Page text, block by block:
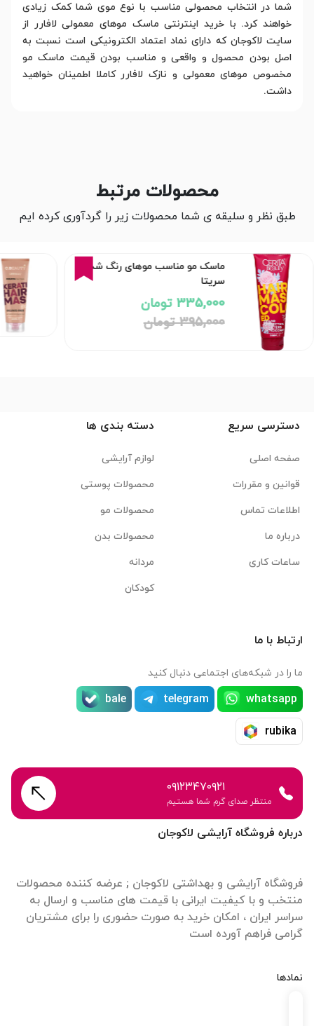
شما در انتخاب محصولی مناسب با نوع موی شما کمک زیادی
خواهند کرد. با خرید اینترنتی ماسک موهای معمولی لافارر از
سایت لاکوجان که دارای نماد اعتماد الکترونیکی است نسبت به
اصل بودن محصول و واقعی و مناسب بودن قیمت ماسک مو
مخصوص موهای معمولی و نازک لافارر کاملا اطمینان خواهید
داشت.
محصولات مرتبط
طبق نظر و سلیقه ی شما محصولات زیر را گردآوری کرده ایم
ماسک مو مناسب موهای رنگ شده
سریتا
335,000 تومان
395,000 تومان
درباره فروشگاه آرایشی لاکوجان
فروشگاه آرایشی و بهداشتی لاکوجان ; عرضه کننده محصولات
منتخب و با کیفیت ایرانی با قیمت های مناسب و ارسال به
سراسر ایران ، امکان خرید به صورت حضوری را برای مشتریان
گرامی فراهم آورده است
نمادها
دسترسی سریع
صفحه اصلی
قوانین و مقررات
اطلاعات تماس
درباره ما
ساعات کاری
دسته بندی ها
لوازم آرایشی
محصولات پوستی
محصولات مو
محصولات بدن
مردانه
کودکان
ارتباط با ما
ما را در شبکه‌های اجتماعی دنبال کنید
whatsapp
telegram
bale
rubika
۰۹۱۲۳۴۷۰۹۲۱
منتظر صدای گرم شما هستیم